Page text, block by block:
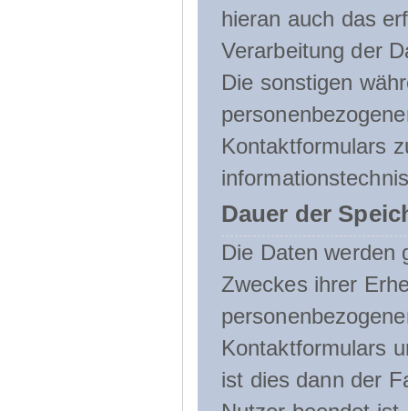
hieran auch das
Verarbeitung der
Die sonstigen
Kontaktformulars
Dauer der
Die Daten werden
Zweckes ihrer
Kontaktformulars
ist dies dann der